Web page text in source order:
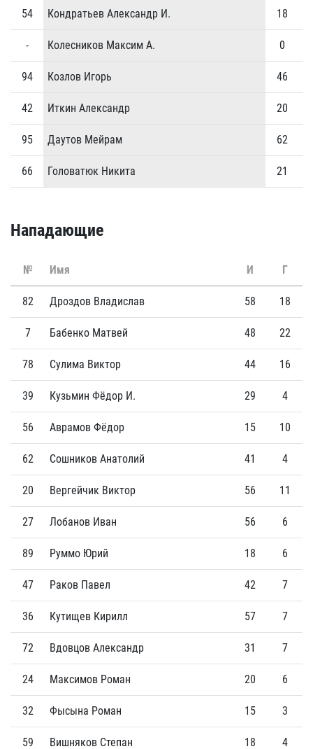
54 Кондратьев Александр И. 18
- Колесников Максим А. 0
94 Козлов Игорь 46
42 Иткин Александр 20
95 Даутов Мейрам 62
66 Головатюк Никита 21
Нападающие
№ Имя И Г
82 Дроздов Владислав 58 18
7 Бабенко Матвей 48 22
78 Сулима Виктор 44 16
39 Кузьмин Фёдор И. 29 4
56 Аврамов Фёдор 15 10
62 Сошников Анатолий 41 4
20 Вергейчик Виктор 56 11
27 Лобанов Иван 56 6
89 Руммо Юрий 18 6
47 Раков Павел 42 7
36 Кутищев Кирилл 57 7
72 Вдовцов Александр 31 7
24 Максимов Роман 20 6
32 Фысына Роман 15 3
59 Вишняков Степан 18 4